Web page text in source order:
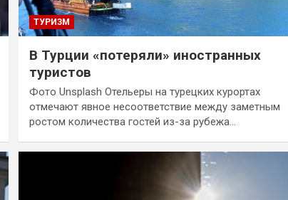
ТУРИЗМ
В Турции «потеряли» иностранных
туристов
Фото Unsplash Отельеры на турецких курортах
отмечают явное несоответствие между заметным
ростом количества гостей из-за рубежа…